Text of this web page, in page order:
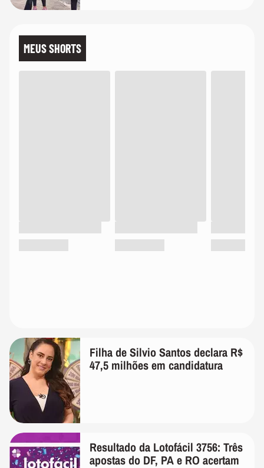
MEUS SHORTS
Filha de Silvio Santos declara R$
47,5 milhões em candidatura
Resultado da Lotofácil 3756: Três
apostas do DF, PA e RO acertam